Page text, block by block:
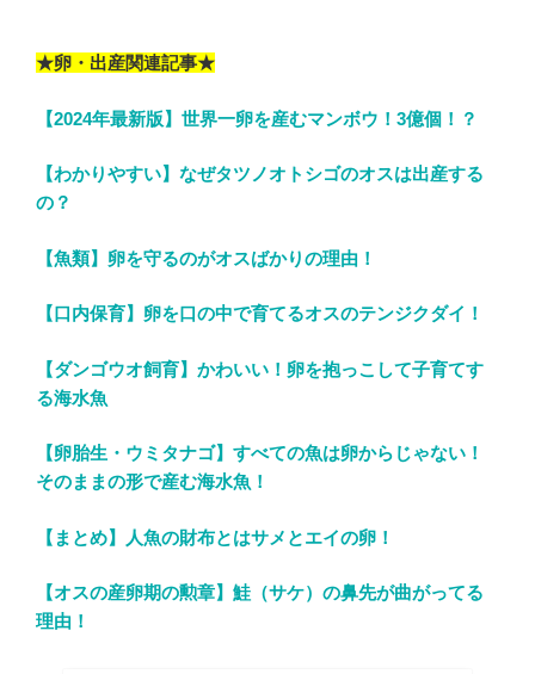
★卵・出産関連記事★
【2024年最新版】世界一卵を産むマンボウ！3億個！？
【わかりやすい】なぜタツノオトシゴのオスは出産する
の？
【魚類】卵を守るのがオスばかりの理由！
【口内保育】卵を口の中で育てるオスのテンジクダイ！
【ダンゴウオ飼育】かわいい！卵を抱っこして子育てす
る海水魚
【卵胎生・ウミタナゴ】すべての魚は卵からじゃない！
そのままの形で産む海水魚！
【まとめ】人魚の財布とはサメとエイの卵！
【オスの産卵期の勲章】鮭（サケ）の鼻先が曲がってる
理由！